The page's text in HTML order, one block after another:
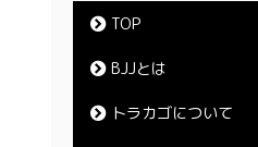
TOP
BJJとは
トラカゴについて